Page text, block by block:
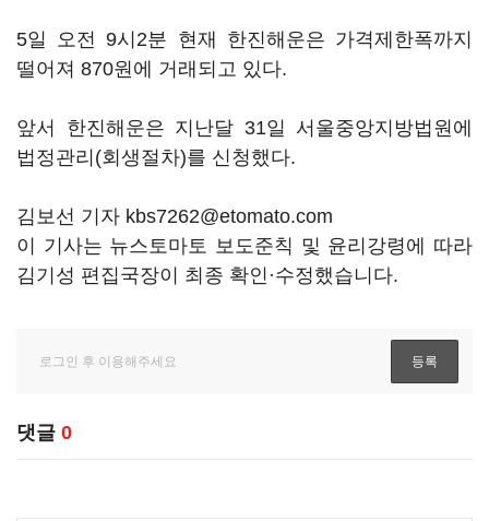
5일 오전 9시2분 현재 한진해운은 가격제한폭까지
떨어져 870원에 거래되고 있다.
앞서 한진해운은 지난달 31일 서울중앙지방법원에
법정관리(회생절차)를 신청했다.
김보선 기자 kbs7262@etomato.com
이 기사는 뉴스토마토 보도준칙 및 윤리강령에 따라
김기성 편집국장이 최종 확인·수정했습니다.
댓글 0